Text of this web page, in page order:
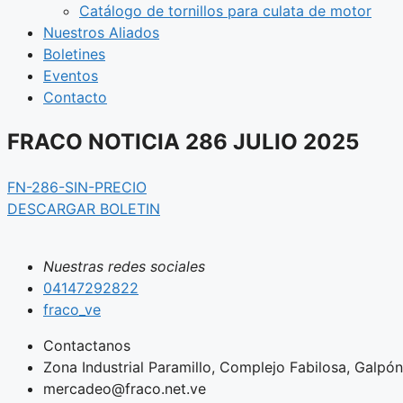
Catálogo de tornillos para culata de motor
Nuestros Aliados
Boletines
Eventos
Contacto
FRACO NOTICIA 286 JULIO 2025
FN-286-SIN-PRECIO
DESCARGAR BOLETIN
Nuestras redes sociales
04147292822
fraco_ve
Contactanos
Zona Industrial Paramillo, Complejo Fabilosa,
mercadeo@fraco.net.ve